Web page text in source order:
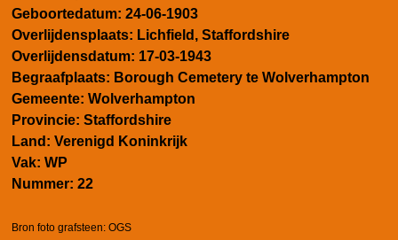
Geboortedatum: 24-06-1903
Overlijdensplaats: Lichfield, Staffordshire
Overlijdensdatum: 17-03-1943
Begraafplaats: Borough Cemetery te Wolverhampton
Gemeente: Wolverhampton
Provincie: Staffordshire
Land: Verenigd Koninkrijk
Vak: WP
Nummer: 22
Bron foto grafsteen: OGS